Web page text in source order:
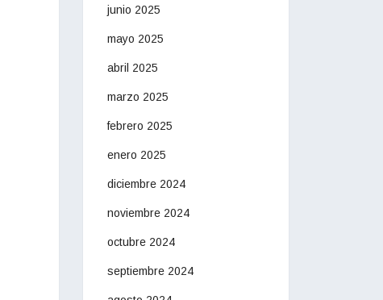
junio 2025
mayo 2025
abril 2025
marzo 2025
febrero 2025
enero 2025
diciembre 2024
noviembre 2024
octubre 2024
septiembre 2024